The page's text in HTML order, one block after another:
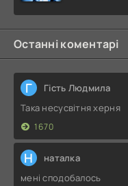
Останні коментарі
Г Гість Людмила
Така несусвітня херня
1670
Н наталка
мені сподобалось